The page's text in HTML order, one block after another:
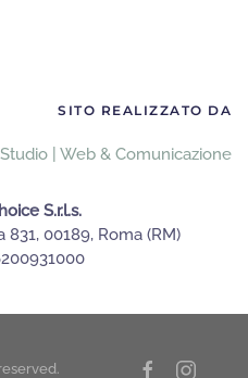
SITO REALIZZATO DA
S.r.l.s.
831, 00189, Roma (RM)